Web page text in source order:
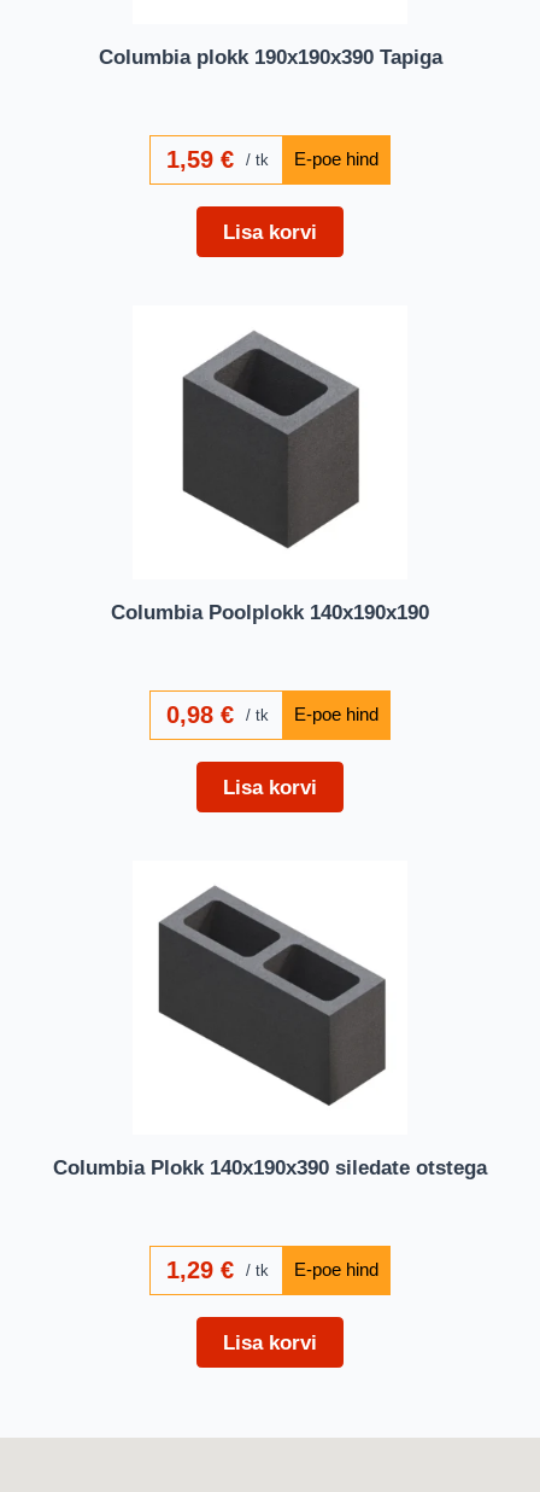
Columbia plokk 190x190x390 Tapiga
1,59€ tk
Lisa korvi
Columbia Poolplokk 140x190x190
0,98€ tk
Lisa korvi
Columbia Plokk 140x190x390 siledate otstega
1,29€ tk
Lisa korvi